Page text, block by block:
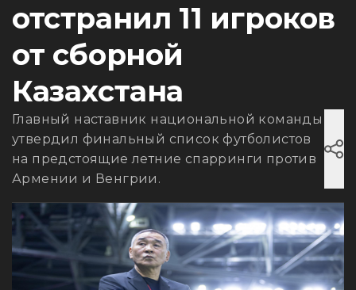
отстранил 11 игроков
от сборной
Казахстана
Главный наставник национальной команды
утвердил финальный список футболистов
на предстоящие летние спарринги против
Армении и Венгрии.